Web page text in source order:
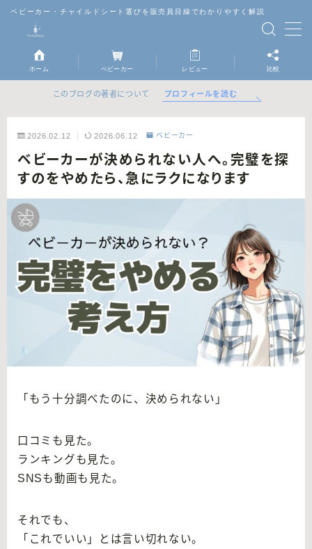
ベビーカー・チャイルドシート選びを販売員目線でわかりやすく解説
MENU
ベビーカー
チャイルドシート
抱っこ紐
レビュー
比較
ホーム ベビーカー レビュー 比較
このブログの著者について プロフィールを読む
2026.02.12 2026.06.12 ベビーカー
ベビーカーが決められない人へ。完璧を探
すのをやめたら、急にラクになります
「もう十分調べたのに、決められない」
口コミも見た。
ランキングも見た。
SNSも動画も見た。
それでも、
「これでいい」とは言い切れない。